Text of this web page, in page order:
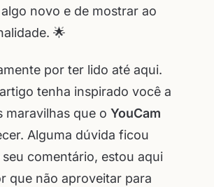
novo e de mostrar ao
🌟
por ter lido até aqui.
tenha inspirado você a
maravilhas que o YouCam
Alguma dúvida ficou
comentário, estou aqui
que não aproveitar para